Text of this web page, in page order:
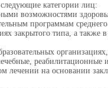
категории лиц:
возможностями
программам
закрытого типа, а
реабилитационные
лечении на основании